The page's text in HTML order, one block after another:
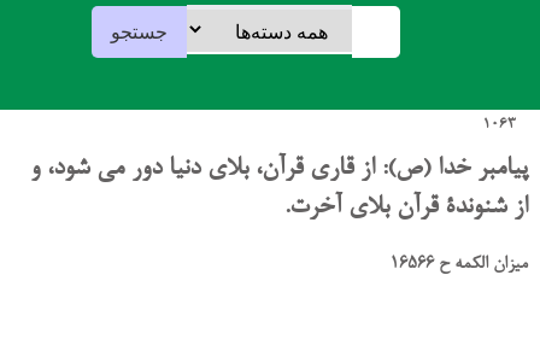
1063
پیامبر خدا (ص): از قاری قرآن، بلای دنیا دور می شود، و
از شنوندۀ قرآن بلای آخرت.
میزان الکمه ح 16566